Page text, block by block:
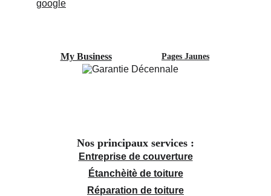
Pages Jaunes
My Business
Nos principaux services :
Entreprise de couverture
Étanchèitè de toiture
Réparation de toiture